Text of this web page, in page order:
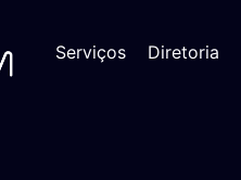
Serviços Diretoria